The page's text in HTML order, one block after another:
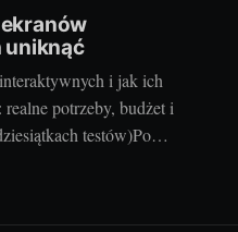
uniknąć
i jak ich
potrzeby, budżet i
testów)Po
konferencyjnych wiem
do Waszego stylu